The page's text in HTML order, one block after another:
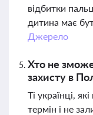
відбитки
дитина має
Джерело
Хто не
захисту в
Ті українці,
термін і не